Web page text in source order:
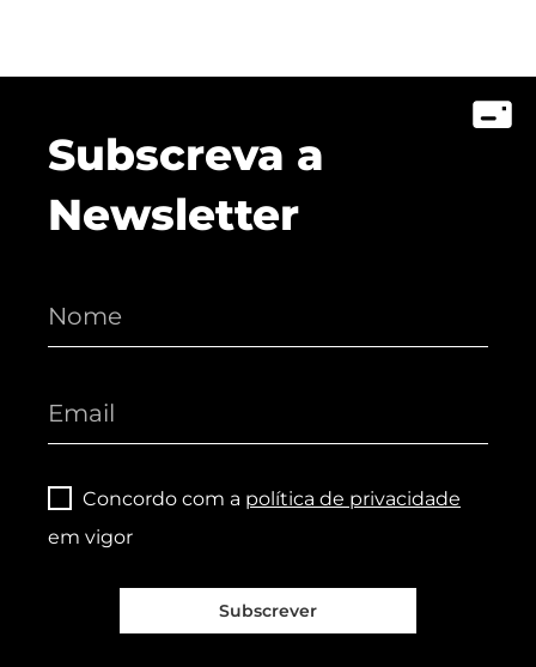
Subscreva a
Newsletter
Concordo com a política de privacidade
em vigor
Subscrever